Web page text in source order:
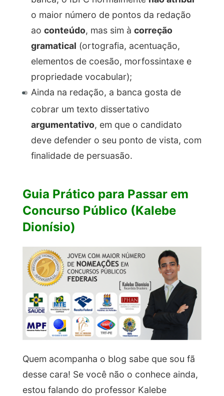
o maior número de pontos da redação
ao conteúdo, mas sim à correção
gramatical (ortografia, acentuação,
elementos de coesão, morfossintaxe e
propriedade vocabular);
Ainda na redação, a banca gosta de
cobrar um texto dissertativo
argumentativo, em que o candidato
deve defender o seu ponto de vista, com
finalidade de persuasão.
Guia Prático para Passar em
Concurso Público (Kalebe
Dionísio)
Quem acompanha o blog sabe que sou fã
desse cara! Se você não o conhece ainda,
estou falando do professor Kalebe